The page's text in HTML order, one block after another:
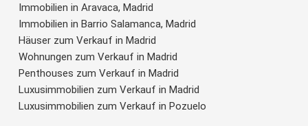
Immobilien in Aravaca, Madrid
Immobilien in Barrio Salamanca, Madrid
Häuser zum Verkauf in Madrid
Wohnungen zum Verkauf in Madrid
Penthouses zum Verkauf in Madrid
Luxusimmobilien zum Verkauf in Madrid
Luxusimmobilien zum Verkauf in Pozuelo